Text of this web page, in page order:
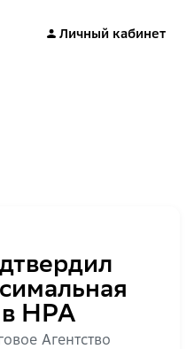
Личный кабинет
в НРА
Агентство